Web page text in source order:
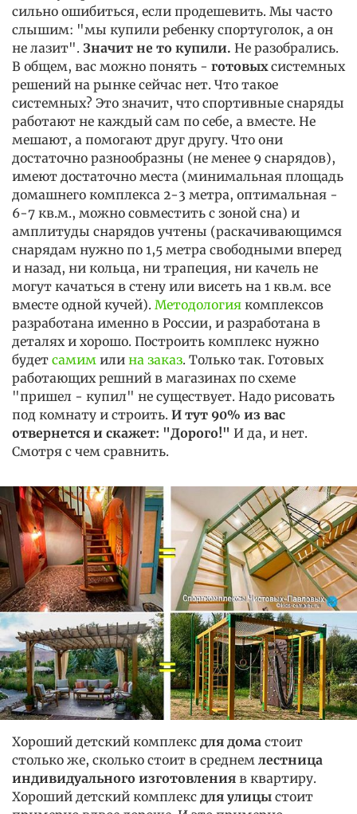
сильно ошибиться, если продешевить. Мы часто
слышим: "мы купили ребенку спортуголок, а он
не лазит". Значит не то купили. Не разобрались.
В общем, вас можно понять - готовыхсистемных
решений на рынке сейчас нет. Что такое
системных? Это значит, что спортивные снаряды
работают не каждый сам по себе, а вместе. Не
мешают, а помогают друг другу. Что они
достаточно разнообразны (не менее 9 снарядов),
имеют достаточно места (минимальная площадь
домашнего комплекса 2-3 метра, оптимальная -
6-7 кв.м., можно совместить с зоной сна) и
амплитуды снарядов учтены (раскачивающимся
снарядам нужно по 1,5 метра свободными вперед
и назад, ни кольца, ни трапеция, ни качель не
могут качаться в стену или висеть на 1 кв.м. все
вместе одной кучей). Методология комплексов
разработана именно в России, и разработана в
деталях и хорошо. Построить комплекс нужно
будет самим или на заказ. Только так. Готовых
работающих решний в магазинах по схеме
"пришел - купил" не существует. Надо рисовать
под комнату и строить. И тут 90% из вас
отвернется и скажет: "Дорого!" И да, и нет.
Смотря с чем сравнить.
Хороший детский комплекс для дома стоит
столько же, сколько стоит в среднем лестница
индивидуального изготовления в квартиру.
Хороший детский комплекс для улицы стоит